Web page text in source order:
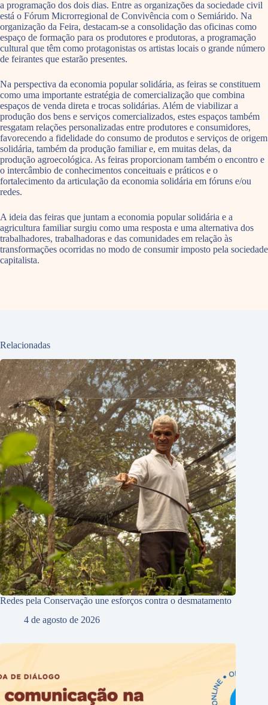
a programação dos dois dias. Entre as organizações da sociedade civil
está o Fórum Microrregional de Convivência com o Semiárido. Na
organização da Feira, destacam-se a consolidação das oficinas como
espaço de formação para os produtores e produtoras, a programação
cultural que têm como protagonistas os artistas locais o grande número
de feirantes que estarão presentes.
Na perspectiva da economia popular solidária, as feiras se constituem
como uma importante estratégia de comercialização que combina
espaços de venda direta e trocas solidárias. Além de viabilizar a
produção dos bens e serviços comercializados, estes espaços também
resgatam relações personalizadas entre produtores e consumidores,
favorecendo a fidelidade do consumo de produtos e serviços de origem
solidária, também da produção familiar e, em muitas delas, da
produção agroecológica. As feiras proporcionam também o encontro e
o intercâmbio de conhecimentos conceituais e práticos e o
fortalecimento da articulação da economia solidária em fóruns e/ou
redes.
A ideia das feiras que juntam a economia popular solidária e a
agricultura familiar surgiu como uma resposta e uma alternativa dos
trabalhadores, trabalhadoras e das comunidades em relação às
transformações ocorridas no modo de consumir imposto pela sociedade
capitalista.
Relacionadas
Redes pela Conservação une esforços contra o desmatamento
4 de agosto de 2026